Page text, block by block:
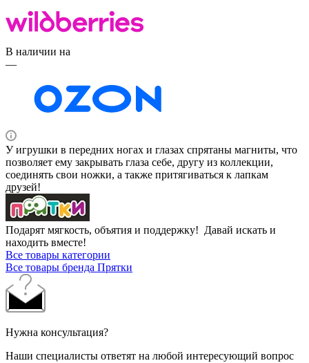
В наличии на
—
У игрушки в передних ногах и глазах спрятаны магниты, что
позволяет ему закрывать глаза себе, другу из коллекции,
соединять свои ножки, а также притягиваться к лапкам
друзей!
Подарят мягкость, объятия и поддержку! Давай искать и
находить вместе!
Все товары категории
Все товары бренда Прятки
Нужна консультация?
Наши специалисты ответят на любой интересующий вопрос